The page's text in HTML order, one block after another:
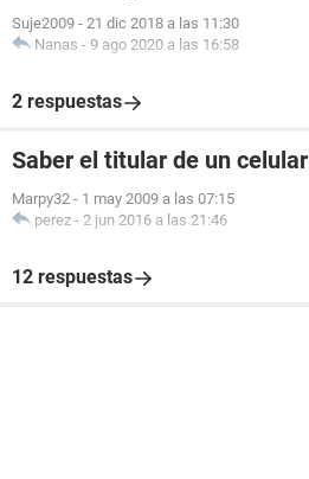
Suje2009 - 21 dic 2018 a las 11:30
Nanas - 9 ago 2020 a las 16:58
2 respuestas
Saber el titular de un celular
Marpy32 - 1 may 2009 a las 07:15
perez - 2 jun 2016 a las 21:46
12 respuestas